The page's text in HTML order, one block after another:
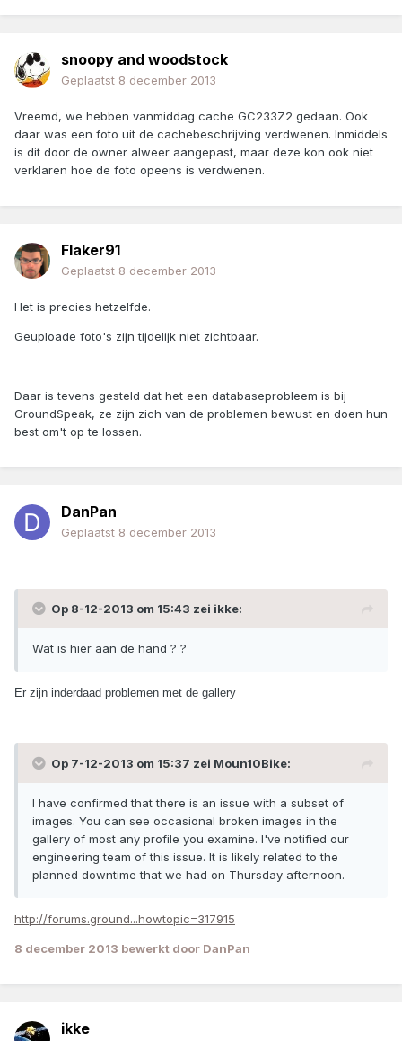
snoopy and woodstock
Geplaatst 8 december 2013
Vreemd, we hebben vanmiddag cache GC233Z2 gedaan. Ook
daar was een foto uit de cachebeschrijving verdwenen. Inmiddels
is dit door de owner alweer aangepast, maar deze kon ook niet
verklaren hoe de foto opeens is verdwenen.
Flaker91
Geplaatst 8 december 2013
Het is precies hetzelfde.
Geuploade foto's zijn tijdelijk niet zichtbaar.
Daar is tevens gesteld dat het een databaseprobleem is bij
GroundSpeak, ze zijn zich van de problemen bewust en doen hun
best om't op te lossen.
DanPan
Geplaatst 8 december 2013
Op 8-12-2013 om 15:43 zei ikke:
Wat is hier aan de hand ? ?
Er zijn inderdaad problemen met de gallery
Op 7-12-2013 om 15:37 zei Moun10Bike:
I have confirmed that there is an issue with a subset of
images. You can see occasional broken images in the
gallery of most any profile you examine. I've notified our
engineering team of this issue. It is likely related to the
planned downtime that we had on Thursday afternoon.
http://forums.ground...howtopic=317915
8 december 2013 bewerkt door DanPan
ikke